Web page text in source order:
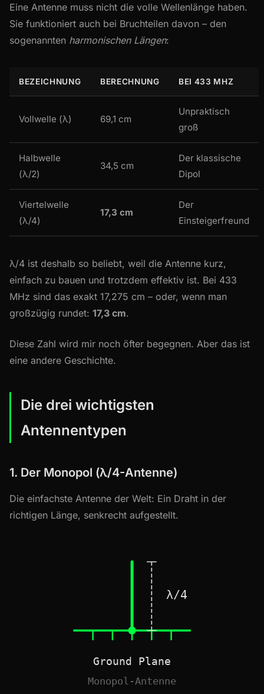
Eine Antenne muss nicht die volle Wellenlänge haben.
Sie funktioniert auch bei Bruchteilen davon – den
sogenannten harmonischen Längen:
BEZEICHNUNG BERECHNUNG BEI 433 MHZ
Vollwelle (λ) 69,1 cm
Unpraktisch
groß
Halbwelle
(λ/2)
34,5 cm
Der klassische
Dipol
Viertelwelle
(λ/4)
17,3 cm
Der
Einsteigerfreund
λ/4 ist deshalb so beliebt, weil die Antenne kurz,
einfach zu bauen und trotzdem effektiv ist. Bei 433
MHz sind das exakt 17,275 cm – oder, wenn man
großzügig rundet: 17,3 cm.
Diese Zahl wird mir noch öfter begegnen. Aber das ist
eine andere Geschichte.
Die drei wichtigsten
Antennentypen
1. Der Monopol (λ/4-Antenne)
Die einfachste Antenne der Welt: Ein Draht in der
richtigen Länge, senkrecht aufgestellt.